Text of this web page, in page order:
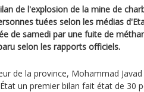
de l'explosion de la mine de
tuées selon les médias
de samedi par une fuite de
selon les rapports officiels.
de la province, Mohammad
un premier bilan fait état de 30